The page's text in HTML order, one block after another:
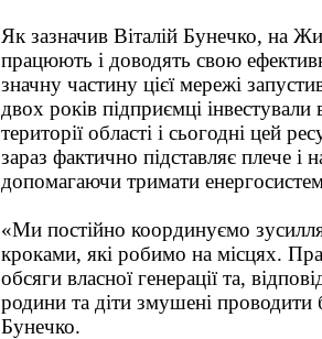
Як зазначив Віталій Бунечко, на
працюють і доводять свою
значну частину цієї мережі
двох років підприємці
території області і сьогодні цей
зараз фактично підставляє плече і
допомагаючи тримати
«Ми постійно координуємо
кроками, які робимо на місцях.
обсяги власної генерації та,
родини та діти змушені проводити
Бунечко.